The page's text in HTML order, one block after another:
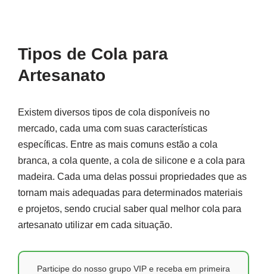
Tipos de Cola para
Artesanato
Existem diversos tipos de cola disponíveis no
mercado, cada uma com suas características
específicas. Entre as mais comuns estão a cola
branca, a cola quente, a cola de silicone e a cola para
madeira. Cada uma delas possui propriedades que as
tornam mais adequadas para determinados materiais
e projetos, sendo crucial saber qual melhor cola para
artesanato utilizar em cada situação.
Participe do nosso grupo VIP e receba em primeira